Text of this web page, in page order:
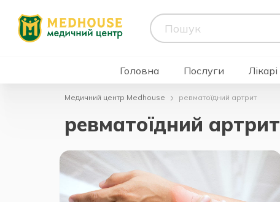
Головна Послуги Лікарі
Медичний центр Medhouse ревматоїдний артрит
ревматоїдний артрит